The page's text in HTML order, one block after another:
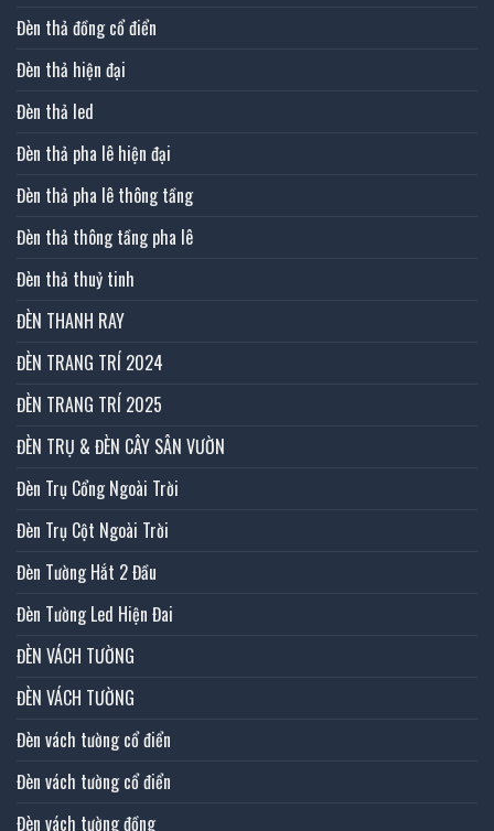
Đèn thả đồng cổ điển
Đèn thả hiện đại
Đèn thả led
Đèn thả pha lê hiện đại
Đèn thả pha lê thông tầng
Đèn thả thông tầng pha lê
Đèn thả thuỷ tinh
ĐÈN THANH RAY
ĐÈN TRANG TRÍ 2024
ĐÈN TRANG TRÍ 2025
ĐÈN TRỤ & ĐÈN CÂY SÂN VƯỜN
Đèn Trụ Cổng Ngoài Trời
Đèn Trụ Cột Ngoài Trời
Đèn Tường Hắt 2 Đầu
Đèn Tường Led Hiện Đai
ĐÈN VÁCH TƯỜNG
ĐÈN VÁCH TƯỜNG
Đèn vách tường cổ điển
Đèn vách tường cổ điển
Đèn vách tường đồng